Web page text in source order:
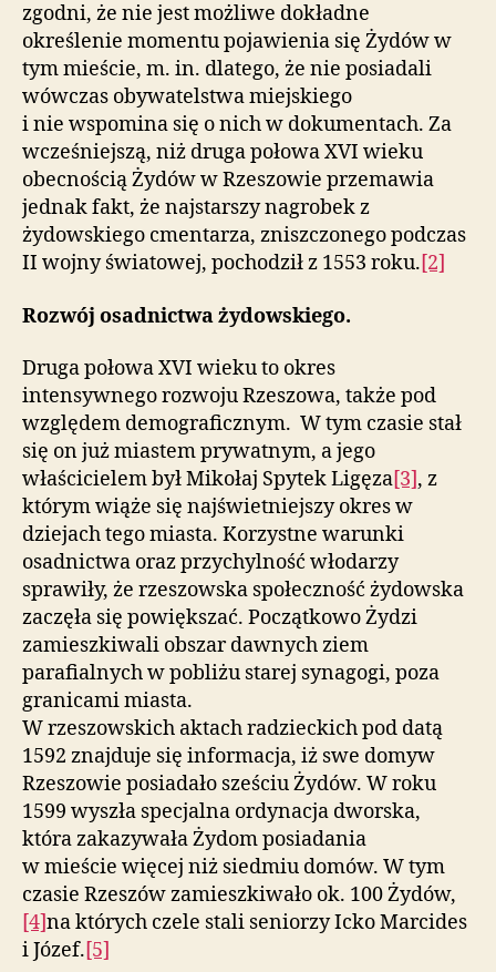
zgodni, że nie jest możliwe dokładne
określenie momentu pojawienia się Żydów w
tym mieście, m. in. dlatego, że nie posiadali
wówczas obywatelstwa miejskiego
i nie wspomina się o nich w dokumentach. Za
wcześniejszą, niż druga połowa XVI wieku
obecnością Żydów w Rzeszowie przemawia
jednak fakt, że najstarszy nagrobek z
żydowskiego cmentarza, zniszczonego podczas
II wojny światowej, pochodził z 1553 roku.[2]
Rozwój osadnictwa żydowskiego.
Druga połowa XVI wieku to okres
intensywnego rozwoju Rzeszowa, także pod
względem demograficznym. W tym czasie stał
się on już miastem prywatnym, a jego
właścicielem był Mikołaj Spytek Ligęza[3], z
którym wiąże się najświetniejszy okres w
dziejach tego miasta. Korzystne warunki
osadnictwa oraz przychylność włodarzy
sprawiły, że rzeszowska społeczność żydowska
zaczęła się powiększać. Początkowo Żydzi
zamieszkiwali obszar dawnych ziem
parafialnych w pobliżu starej synagogi, poza
granicami miasta.
W rzeszowskich aktach radzieckich pod datą
1592 znajduje się informacja, iż swe domyw
Rzeszowie posiadało sześciu Żydów. W roku
1599 wyszła specjalna ordynacja dworska,
która zakazywała Żydom posiadania
w mieście więcej niż siedmiu domów. W tym
czasie Rzeszów zamieszkiwało ok. 100 Żydów,
[4]na których czele stali seniorzy Icko Marcides
i Józef.[5]